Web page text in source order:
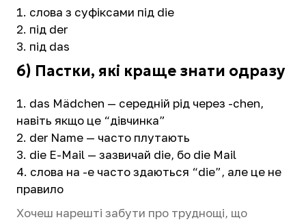
слова з суфіксами під die
під der
під das
6) Пастки, які краще знати одразу
das Mädchen — середній рід через -chen,
навіть якщо це “дівчинка”
der Name — часто плутають
die E-Mail — зазвичай die, бо die Mail
слова на -e часто здаються “die”, але це не
правило
Хочеш нарешті забути про труднощі, що